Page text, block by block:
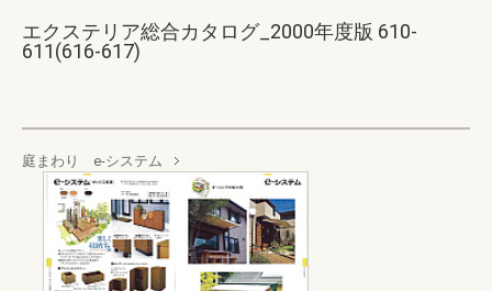
エクステリア総合カタログ_2000年度版 610-
611(616-617)
庭まわり e-システム